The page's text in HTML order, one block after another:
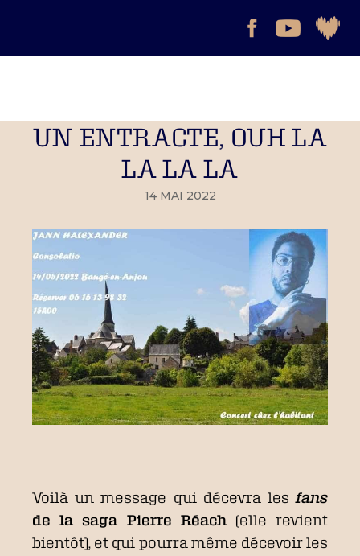
UN ENTRACTE, OUH LA
LA LA LA
14 MAI 2022
Voilà un message qui décevra lesfans
de la saga Pierre Réach(elle revient
bientôt), et qui pourra même décevoir les